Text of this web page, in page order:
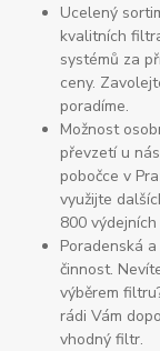
Ucelený
kvalitních
systémů za
ceny.
poradíme.
Možnost
převzetí u
pobočce v
využijte
800 výdejních
Poradenská
činnost.
výběrem
rádi Vám
vhodný filtr.